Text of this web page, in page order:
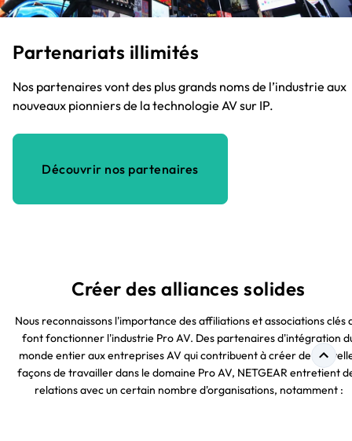
Partenariats illimités
Nos partenaires vont des plus grands noms de l’industrie aux
nouveaux pionniers de la technologie AV sur IP.
Découvrir nos partenaires
Créer des alliances solides
Nous reconnaissons l'importance des affiliations et associations clés
font fonctionner l'industrie Pro AV. Des partenaires d'intégration
monde entier aux entreprises AV qui contribuent à créer de
façons de travailler dans le domaine Pro AV, NETGEAR entretient
relations avec un certain nombre d'organisations, notamment :